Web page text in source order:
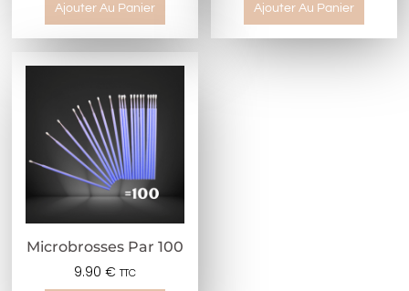
Ajouter Au Panier Ajouter Au Panier
Microbrosses Par 100
9.90€ TTC